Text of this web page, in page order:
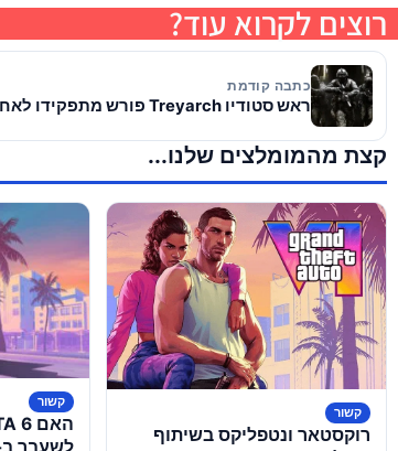
רוצים לקרוא עוד?
כתבה קודמת
ראש סטודיו Treyarch פורש מתפקידו לאחר 22 שנים
קצת מהמומלצים שלנו...
קשור
רוקסטאר ונטפליקס בשיתוף
קשור